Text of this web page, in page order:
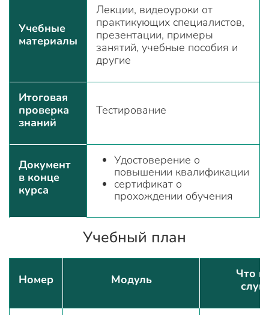
Учебные
материалы
Лекции, видеоуроки от
практикующих специалистов,
презентации, примеры
занятий, учебные пособия и
другие
Итоговая
проверка
знаний
Тестирование
Документ
в конце
курса
Удостоверение о
повышении квалификации
сертификат о
прохождении обучения
Учебный план
Номер Модуль
Что